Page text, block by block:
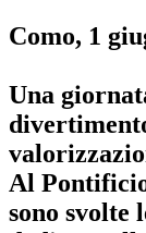
Como, 1
Una
Al
sono